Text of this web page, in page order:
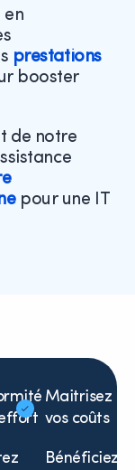
en
prestations
booster
de notre
pour une IT
Maitrisez
vos coûts
Bénéficiez